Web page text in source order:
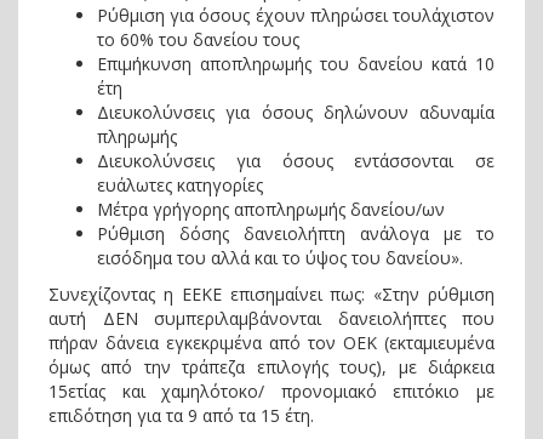
Ρύθμιση για όσους έχουν πληρώσει τουλάχιστον
το 60% του δανείου τους
Επιμήκυνση αποπληρωμής του δανείου κατά 10
έτη
Διευκολύνσεις για όσους δηλώνουν αδυναμία
πληρωμής
Διευκολύνσεις για όσους εντάσσονται σε
ευάλωτες κατηγορίες
Μέτρα γρήγορης αποπληρωμής δανείου/ων
Ρύθμιση δόσης δανειολήπτη ανάλογα με το
εισόδημα του αλλά και το ύψος του δανείου».
Συνεχίζοντας η ΕΕΚΕ επισημαίνει πως: «Στην ρύθμιση
αυτή ΔΕΝ συμπεριλαμβάνονται δανειολήπτες που
πήραν δάνεια εγκεκριμένα από τον ΟΕΚ (εκταμιευμένα
όμως από την τράπεζα επιλογής τους), με διάρκεια
15ετίας και χαμηλότοκο/ προνομιακό επιτόκιο με
επιδότηση για τα 9 από τα 15 έτη.